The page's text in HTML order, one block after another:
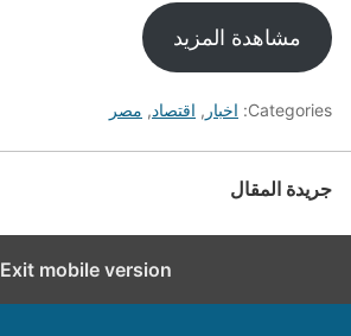
مشاهدة المزيد
Categories: اخبار , اقتصاد, مصر
جريدة المقال
Exit mobile version